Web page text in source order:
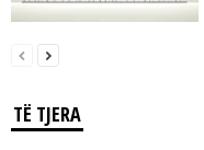
TË TJERA